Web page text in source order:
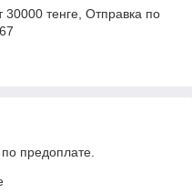
30000 тенге, Отправка по
предоплате.